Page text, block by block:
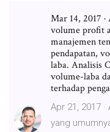
Mar 14, 2017
volume profit
manajemen
pendapatan,
laba. Analisis
volume-laba
terhadap
Apr 21, 2017
yang